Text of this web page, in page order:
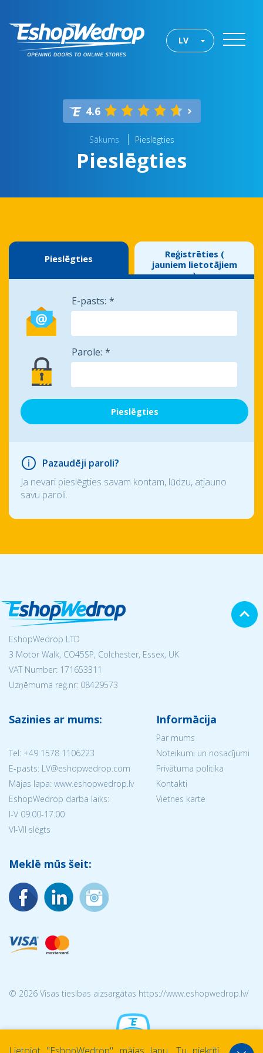
LV
4.6
Sākums Pieslēgties
Pieslēgties
Pieslēgties
Reģistrēties (
jauniem lietotājiem
)
E-pasts:
Parole:
Pazaudēji paroli?
Ja nevari pieslēgties savam kontam, lūdzu, atjauno
savu paroli.
EshopWedrop LTD
3 Motor Walk, CO45SP, Colchester, Essex, UK
VAT Number: 171653311
Uzņēmuma reģ.nr: 08429573
Sazinies ar mums:
Tel: +49 1578 1106223
E-pasts: LV@eshopwedrop.com
Mājas lapa: www.eshopwedrop.lv
EshopWedrop darba laiks:
I-V 09:00-17:00
VI-VII slēgts
Informācija
Par mums
Noteikumi un nosacījumi
Privātuma politika
Kontakti
Vietnes karte
Meklē mūs šeit:
© 2026 Visas tiesības aizsargātas https://www.eshopwedrop.lv/